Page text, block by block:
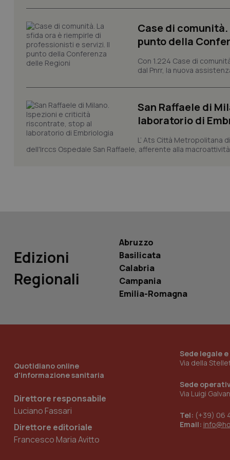
Case di
punto della
Con 1.224 Case di
dal Pnrr, la nuova
San Raffaele di
laboratorio di
L’ Ats Città Metropolitana
dell'Irccs Ospedale San Raffaele, afferente alla
Edizioni
Regionali
Abruzzo
Basilicata
Calabria
Campania
Emilia-Romagna
Quotidiano online
d'informazione sanitaria
Direttore responsabile
Luciano Fassari
Direttore editoriale
Francesco Maria Avitto
Sede legale
Via della
Sede
Via Luigi
Tel: (+39) 06
Email:
tracking-sites-
tracking-sites-
session-id
_ga
_ga_0VMQEQKQ1N
__Secure-YNID